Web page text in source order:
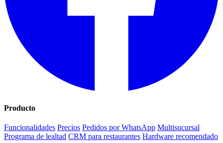
Producto
Funcionalidades Precios Pedidos por WhatsApp Multisucursal
Programa de lealtad CRM para restaurantes Hardware recomendado